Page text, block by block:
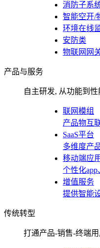
消防子系
智能空开/
环境在线
安防类
物联网网
产品与服务
自主研发, 从功能到
联网模组
产品物互
SaaS平台
多维度产
移动端应用
个性化
增值服务
提供智能
传统转型
打通产品-销售-终端